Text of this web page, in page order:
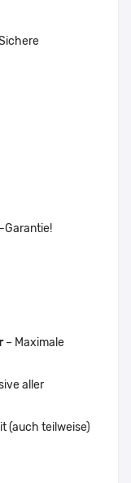
Garantie!
– Maximale
aller
(auch teilweise)